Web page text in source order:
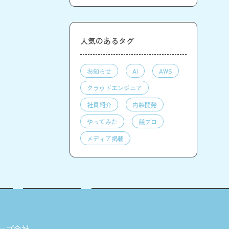
人気のあるタグ
お知らせ AI
AWS
クラウドエンジニア
社員紹介
内製開発
やってみた
競プロ
メディア掲載